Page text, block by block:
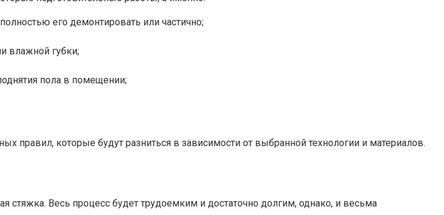
его демонтировать или частично;
влажной губки;
пола в помещении;
которые будут разниться в зависимости от выбранной технологии и материалов.
Весь процесс будет трудоемким и достаточно долгим, однако, и весьма